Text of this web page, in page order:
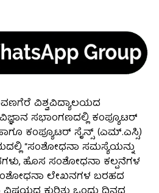
ವಿಶ್ವವಿದ್ಯಾಲಯದ
ಸಭಾಂಗಣದಲ್ಲಿ ಕಂಪ್ಯೂಟರ್
ಕಂಪ್ಯೂಟರ್ ಸೈನ್ಸ್ (ಎಮ್.ಎಸ್ಸಿ)
“ಸಂಶೋಧನಾ ಸಮಸ್ಯೆಯನ್ನು
ಹೊಸ ಸಂಶೋಧನಾ ಕಲ್ಪನೆಗಳ
ಲೇಖನಗಳ ಬರಹದ